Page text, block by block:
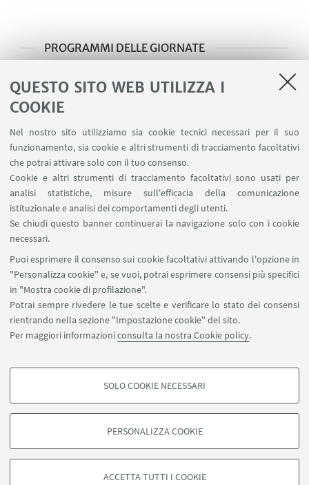
QUESTO SITO WEB UTILIZZA I
COOKIE
Nel nostro sito utilizziamo sia cookie tecnici necessari per il suo
funzionamento, sia cookie e altri strumenti di tracciamento facoltativi
che potrai attivare solo con il tuo consenso.
Cookie e altri strumenti di tracciamento facoltativi sono usati per
analisi statistiche, misure sull'efficacia della comunicazione
istituzionale e analisi dei comportamenti degli utenti.
Se chiudi questo banner continuerai la navigazione solo con i cookie
necessari.
Puoi esprimere il consenso sui cookie facoltativi attivando l'opzione in
"Personalizza cookie" e, se vuoi, potrai esprimere consensi più specifici
in "Mostra cookie di profilazione".
Potrai sempre rivedere le tue scelte e verificare lo stato dei consensi
rientrando nella sezione "Impostazione cookie" del sito.
Per maggiori informazioniconsulta la nostra Cookie policy.
COOKIE DI PROFILAZIONE - FACOLTATIVI
degli utenti, creare profili in base al loro comportamento sul sito, per analisi
di marketing.
SOLO COOKIE NECESSARI
PERSONALIZZA COOKIE
ACCETTA TUTTI I COOKIE
PROGRAMMI DELLE GIORNATE
10/10 Inaugurazione mostra "Tra ragione e
follia", Collettivo Artisti Montemario
14/10 Laboratori di coprogettazione
16/10 Aperitivo freudiano, dibattito sui temi
di movimento, arte e salute
17/10 Restituzione dei laboratori,
presentazione di Lindsay Oades e Steve
Appleton
DICONO DI NOI
Newsletter di Steve Appleton, CEO della
civuoleunacitta@unibo.it
Contatti